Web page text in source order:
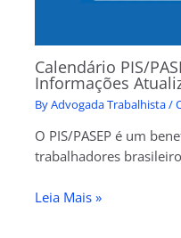
Calendário PIS/
Informações
ByAdvogada Trabalhista/
O PIS/PASEP é um
trabalhadores
Leia Mais »